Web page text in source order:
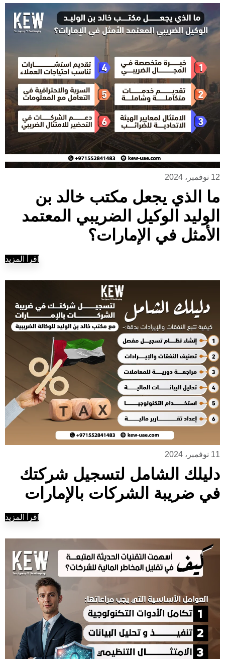
12 نوفمبر، 2024
ما الذي يجعل مكتب خالد بن
الوليد الوكيل الضريبي المعتمد
الأمثل في الإمارات؟
إقرأ المزيد
11 نوفمبر، 2024
دليلك الشامل لتسجيل شركتك
في ضريبة الشركات بالإمارات
إقرأ المزيد